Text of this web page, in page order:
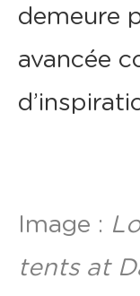
demeure
avancée
Image :
tents at